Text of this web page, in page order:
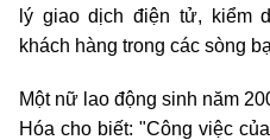
lý giao dịch điện tử, kiểm
khách hàng trong các sòng
Một nữ lao động sinh năm
Hóa cho biết: "Công việc